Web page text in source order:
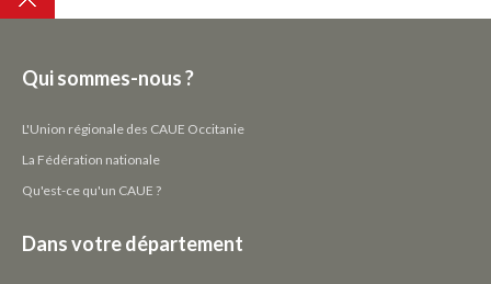
Qui sommes-nous ?
L'Union régionale des CAUE Occitanie
La Fédération nationale
Qu'est-ce qu'un CAUE ?
Dans votre département